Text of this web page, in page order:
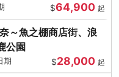
$64,900 起
～魚之棚商店街、浪
公園
期 $28,000 起